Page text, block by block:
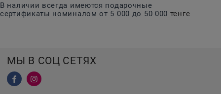
В наличии всегда имеются подарочные
сертификаты номиналом от 5 000 до 50 000 тенге
МЫ В СОЦ СЕТЯХ